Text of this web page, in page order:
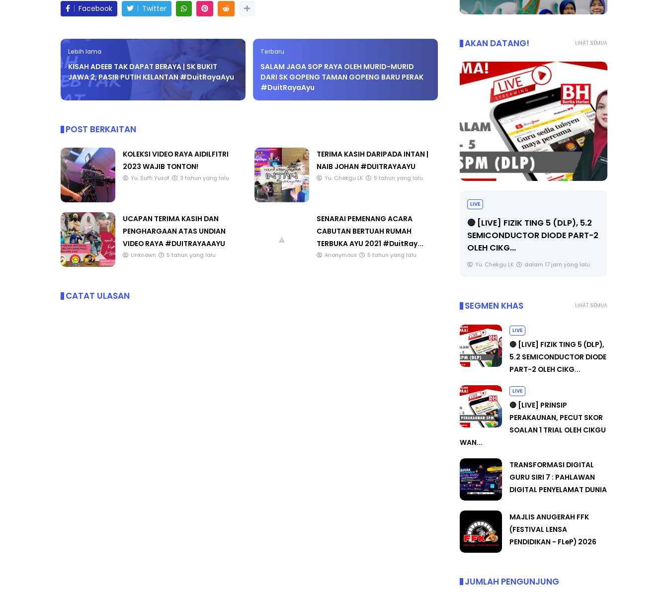
Facebook Twitter
Lebih lama
KISAH ADEEB TAK DAPAT BERAYA | SK BUKIT
JAWA 2, PASIR PUTIH KELANTAN #DuitRayaAyu
Terbaru
SALAM JAGA SOP RAYA OLEH MURID-MURID
DARI SK GOPENG TAMAN GOPENG BARU PERAK
#DuitRayaAyu
POST BERKAITAN
KOLEKSI VIDEO RAYA AIDILFITRI
2023 WAJIB TONTON!
Yu. Suffi Yusof 3 tahun yang lalu
TERIMA KASIH DARIPADA INTAN |
NAIB JOHAN #DUITRAYAAYU
Yu. Chekgu LK 5 tahun yang lalu
UCAPAN TERIMA KASIH DAN
PENGHARGAAN ATAS UNDIAN
VIDEO RAYA #DUITRAYAAAYU
Unknown 5 tahun yang lalu
SENARAI PEMENANG ACARA
CABUTAN BERTUAH RUMAH
TERBUKA AYU 2021 #DuitRay...
Anonymous 5 tahun yang lalu
CATAT ULASAN
LIHAT SEMUA
AKAN DATANG!
MAJLIS ANUGERAH FFK
(FESTIVAL LENSA PENDIDIKAN -
6 hari yang lalu
🔴 [LIVE] MATEMATIK SR, WANG
TAHUN 6 OLEH CIKGU ANITA
#ALLINONE #141 #...
🔴 [LIVE] FIZIK TING 5 (DLP), 5.2
SEMICONDUCTOR DIODE PART-2
OLEH CIKG...
LIVE
🔴 [LIVE] PRINSIP PERAKAUNAN,
PECUT SKOR SOALAN 1 TRIAL
OLEH CIKGU WAN...
Yu. Chekgu LK dalam 17 jam yang lalu
LIHAT SEMUA
SEGMEN KHAS
LIVE
🔴 [LIVE] FIZIK TING 5 (DLP),
5.2 SEMICONDUCTOR DIODE
PART-2 OLEH CIKG...
LIVE
🔴 [LIVE] PRINSIP
PERAKAUNAN, PECUT SKOR
SOALAN 1 TRIAL OLEH CIKGU
WAN...
TRANSFORMASI DIGITAL
GURU SIRI 7 : PAHLAWAN
DIGITAL PENYELAMAT DUNIA
MAJLIS ANUGERAH FFK
(FESTIVAL LENSA
PENDIDIKAN - FLeP) 2026
JUMLAH PENGUNJUNG